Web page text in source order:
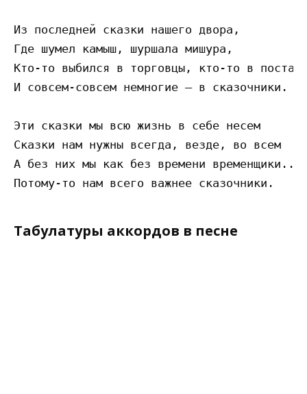
Из последней сказки нашего двора,
Где шумел камыш, шуршала мишура,
Кто-то выбился в торговцы, кто-то в
И совсем-совсем немногие – в сказочники.
Эти сказки мы всю жизнь в себе несем
Сказки нам нужны всегда, везде, во всем
А без них мы как без времени временщики...
Табулатуры аккордов в песне